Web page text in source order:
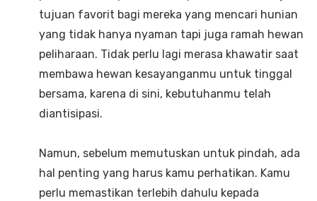
tujuan favorit bagi mereka yang mencari hunian
yang tidak hanya nyaman tapi juga ramah hewan
peliharaan. Tidak perlu lagi merasa khawatir saat
membawa hewan kesayanganmu untuk tinggal
bersama, karena di sini, kebutuhanmu telah
diantisipasi.
Namun, sebelum memutuskan untuk pindah, ada
hal penting yang harus kamu perhatikan. Kamu
perlu memastikan terlebih dahulu kepada